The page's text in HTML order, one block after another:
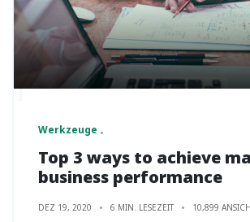
Werkzeuge
Top 3 ways to achieve
business performance
DEZ 19, 2020 6 MIN. LESEZEIT 10,899